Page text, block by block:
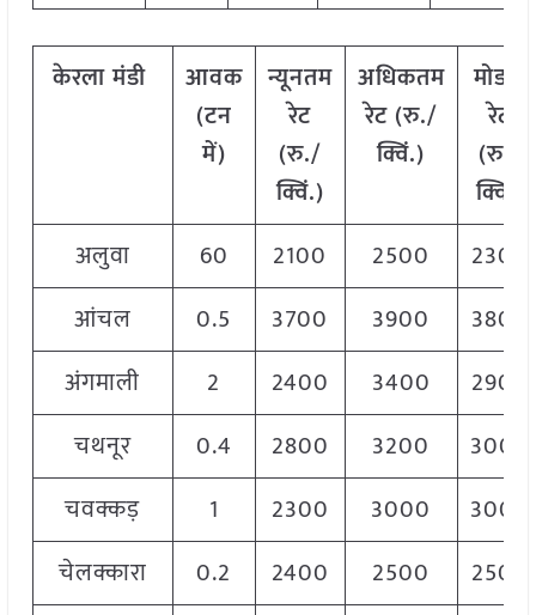
केरलामंडी
आवक
(टन
में)
न्यूनतम
रेट
(रु./
क्विं.)
अधिकतम
रेट (रु./
क्विं.)
मोडल
रेट
(रु./
क्विं.)
अलुवा
60 2100 2500
2300
आंचल
0.5 3700 3900
3800
अंगमाली
2 2400 3400
2900
चथनूर
0.4 2800 3200
3000
चवक्कड़
1 2300 3000
3000
चेलक्कारा
0.2 2400 2500
2500